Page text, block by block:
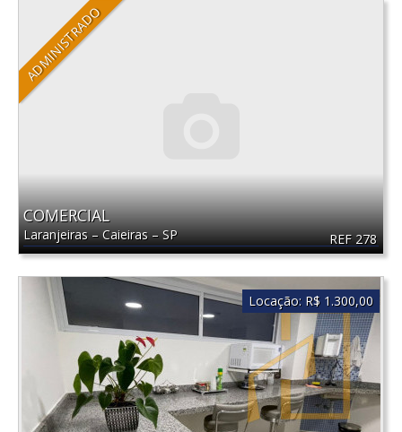
ADMINISTRADO
REF 278
COMERCIAL
Laranjeiras–Caieiras–SP
Locação: R$ 1.300,00